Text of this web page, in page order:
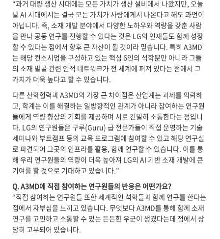
“과거 대량 생산 시대에는 모든 가치가 생산 설비에서 나왔지만, 오늘
날 AI 시대에서는 결국 모든 가치가 사람에게서 나온다고 해도 과언이
아닙니다. 즉, 소재 개발 분야에서 다양한 노하우와 역량을 갖춘 사람
을 만나 공동 연구를 진행할 수 있다는 것은 LG의 인재들도 함께 성장
할 수 있다는 점에서 향후 큰 자산이 될 것이라 믿습니다. 특히 A3MD
는 해당 컨소시엄을 구성하고 있는 핵심 6인의 석학뿐만 아니라 그들
의 소재 발굴 관련 인적 네트워크가 전 세계에 퍼져 있다는 점에서 그
가치가 더욱 높다고 할 수 있습니다.
다른 산학협력과 A3MD의 가장 큰 차이점은 산업계는 과제를 의뢰하
고, 학계는 이를 해결하는 일방향적인 관계가 아니라 참여하는 연구원
들에게 역량 향상의 기회를 제공하며 서로 긴밀히 소통한다는 점입니
다. LG의 연구원들은 구루(Guru) 급 전문가들이 직접 운영하는 기술
세미나와 부트캠프 등의 교육 프로그램에 참여할 수 있고 해당 연구실
로 파견되어 그곳의 인프라를 활용, 함께 연구할 수 있습니다. 이를 통
해 우리 연구원들의 역량이 더욱 높아져 LG의 AI 기반 소재 개발에 큰
기여를 할 것으로 기대하고 있습니다.”
Q. A3MD에 직접 참여하는 연구원들의 반응은 어떤가요?
“직접 참여하는 연구원들 또한 세계적인 석학들과 함께 연구를 한다는
점에서 자부심을 느끼고 있습니다. 무엇보다 A3MD를 통해 함께 소재
연구를 고민하고 소통할 수 있는 든든한 우군이 생겼다는데 점에서 상
당히 고무되어 있습니다.